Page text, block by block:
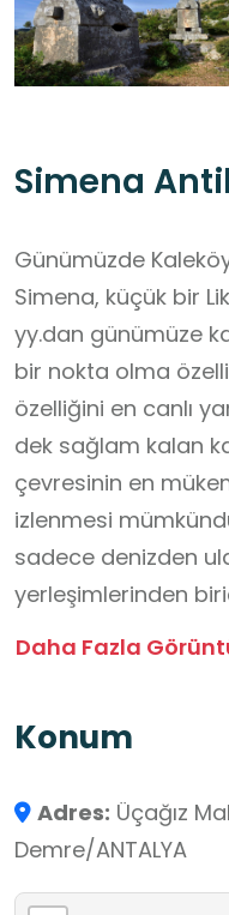
Simena
Günümüzde
Simena, küçük bir
yy.dan günümüze
bir nokta olma
özelliğini en canlı
dek sağlam kalan
çevresinin en
izlenmesi
sadece denizden
yerleşimlerinden
adı ilk kez Pilinius
anlaşıldığı üzere
başkanlığında,
olduğu bir
Aperlai şehri
Daha Fazla
Konum
Adres: Üçağız
Demre/ANTALYA